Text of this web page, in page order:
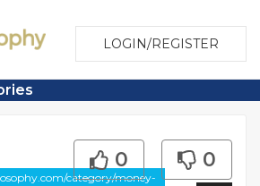
LOGIN/REGISTER
category/money-
0 0